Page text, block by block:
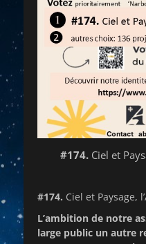
#174. Ciel et
#174. Ciel et Paysage,
L’ambition de notre
large public un autre